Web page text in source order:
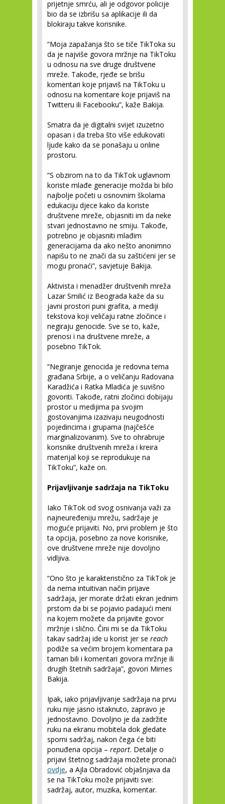
prijetnje smrću, ali je odgovor policije
bio da se izbrišu sa aplikacije ili da
blokiraju takve korisnike.
“Moja zapažanja što se tiče TikToka su
da je najviše govora mržnje na TikToku
u odnosu na sve druge društvene
mreže. Takođe, rjeđe se brišu
komentari koje prijaviš na TikToku u
odnosu na komentare koje prijaviš na
Twitteru ili Facebooku”, kaže Bakija.
Smatra da je digitalni svijet izuzetno
opasan i da treba što više edukovati
ljude kako da se ponašaju u online
prostoru.
“S obzirom na to da TikTok uglavnom
koriste mlađe generacije možda bi bilo
najbolje početi u osnovnim školama
edukaciju djece kako da koriste
društvene mreže, objasniti im da neke
stvari jednostavno ne smiju. Takođe,
potrebno je objasniti mlađim
generacijama da ako nešto anonimno
napišu to ne znači da su zaštićeni jer se
mogu pronaći”, savjetuje Bakija.
Aktivista i menadžer društvenih mreža
Lazar Smilić iz Beograda kaže da su
javni prostori puni grafita, a mediji
tekstova koji veličaju ratne zločince i
negiraju genocide. Sve se to, kaže,
prenosi i na društvene mreže, a
posebno TikTok.
“Negiranje genocida je redovna tema
građana Srbije, a o veličanju Radovana
Karadžića i Ratka Mladića je suvišno
govoriti. Takođe, ratni zločinci dobijaju
prostor u medijima pa svojim
gostovanjima izazivaju neugodnosti
pojedincima i grupama (najčešće
marginalizovanim). Sve to ohrabruje
korisnike društvenih mreža i kreira
materijal koji se reprodukuje na
TikToku”, kaže on.
Prijavljivanje sadržaja na TikToku
Iako TikTok od svog osnivanja važi za
najneuređeniju mrežu, sadržaje je
moguće prijaviti. No, prvi problem je što
ta opcija, posebno za nove korisnike,
ove društvene mreže nije dovoljno
vidljiva.
“Ono što je karakteristično za TikTok je
da nema intuitivan način prijave
sadržaja, jer morate držati ekran jednim
prstom da bi se pojavio padajući meni
na kojem možete da prijavite govor
mržnje i slično. Čini mi se da TikToku
takav sadržaj ide u korist jer se reach
podiže sa većim brojem komentara pa
taman bili i komentari govora mržnje ili
drugih štetnih sadržaja”, govori Mirnes
Bakija.
Ipak, iako prijavljivanje sadržaja na prvu
ruku nije jasno istaknuto, zapravo je
jednostavno. Dovoljno je da zadržite
ruku na ekranu mobitela dok gledate
sporni sadržaj, nakon čega će biti
ponuđena opcija – report. Detalje o
prijavi štetnog sadržaja možete pronaći
ovdje, a Ajla Obradović objašnjava da
se na TikToku može prijaviti sve:
sadržaj, autor, muzika, komentar.